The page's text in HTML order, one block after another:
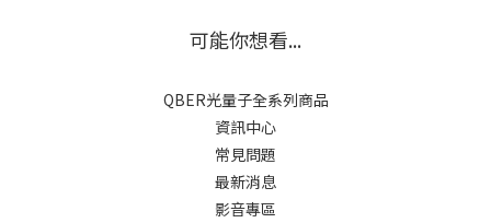
可能你想看...
QBER光量子全系列商品
資訊中心
常見問題
最新消息
影音專區